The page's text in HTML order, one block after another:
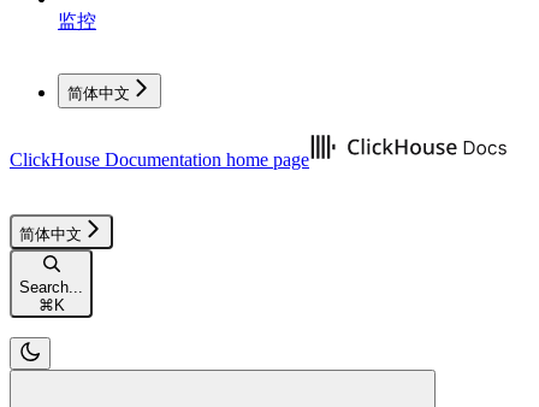
监控
简体中文
ClickHouse Documentation home page
简体中文
Search...
⌘K